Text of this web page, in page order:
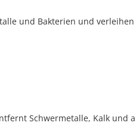
und Bakterien und
Schwermetalle, Kalk und